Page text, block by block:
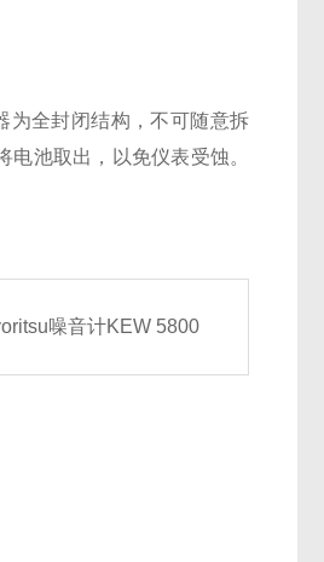
为全封闭结构，不可随意拆
池取出，以免仪表受蚀。
噪音计KEW 5800